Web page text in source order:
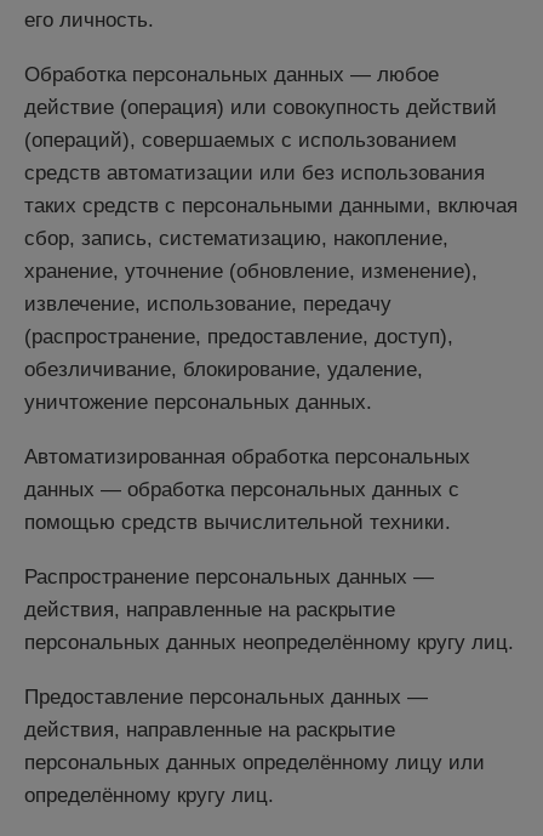
его личность.
Обработка персональных данных — любое
действие (операция) или совокупность действий
(операций), совершаемых с использованием
средств автоматизации или без использования
таких средств с персональными данными, включая
сбор, запись, систематизацию, накопление,
хранение, уточнение (обновление, изменение),
извлечение, использование, передачу
(распространение, предоставление, доступ),
обезличивание, блокирование, удаление,
уничтожение персональных данных.
Автоматизированная обработка персональных
данных — обработка персональных данных с
помощью средств вычислительной техники.
Распространение персональных данных —
действия, направленные на раскрытие
персональных данных неопределённому кругу лиц.
Предоставление персональных данных —
действия, направленные на раскрытие
персональных данных определённому лицу или
определённому кругу лиц.